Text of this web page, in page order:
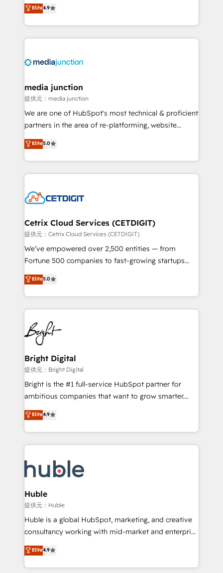
across industries through tailored marketing, sales,
and customer success strategies, utilizing RevOps
methodologies. As Latin America's largest HubSpot
offer unparalleled insights. Operating in five
Mexico, USA, and Portugal—we've executed over a
hundred successful operations. Our approach,
rooted in RevOps principles, integrates analysis,
training, planning, and qualification. Leveraging
inbound marketing tactics, we focus on
understanding, nurturing, and converting leads.
competitive market.
Elite4.9
media junction
提供元：media junction
We are one of HubSpot's most technical & proficient
partners in the area of re-platforming, website
design & development. We specialize in multi-hub
implementations for mid-market & enterprise
companies. We are woman-owned, powered by
coffee, and we ❤️ dogs. We produce award-winning
Impact Award 🏆2022 Technical Expertise Impact
Award 🏆2020 Elite Solutions Partner 🏆2019
Integrations HubSpot Impact Award 🏆2019
Marketing Enablement HubSpot Impact Award 🏆
2018 Website Design HubSpot Impact Award 🏆2017
Growth-Driven Design Agency of the Year 🏆2016
Sales Enablement HubSpot Impact Award 🏆2015
HubSpot COS Performance Award 🏆2014 HubSpot
COS Design Award 🏆2013 HubSpot Marketplace
Partner 📆Founded in 1997
Elite5.0
Cetrix Cloud Services (CETDIGIT)
提供元：Cetrix Cloud Services (CETDIGIT)
We’ve empowered over 2,500 entities — from
Fortune 500 companies to fast-growing startups
and nonprofits — to streamline operations, scale
revenue, and unlock the full potential of HubSpot.
With deep technical and industry expertise, we fuse
automation, integration, and AI innovation to deliver
lasting impact. We specialize in: • Turnkey and end-
to-end HubSpot implementations • Onboarding for
Sales, Service, Marketing & Content Hubs • AI voice
and chat agents, predictive automation, and smart
workflows • Salesforce + HubSpot integration •
Website design and CMS development • ERP
integration: SAP, NetSuite, Microsoft Dynamics, … •
platform • Client/member portals built on HubSpot •
CaterSuite for the catering industry • Custom and
WooCommerce, BuilderTrend, and more Experience
the difference — reach out to see how AI + HubSpot
Elite5.0
Bright Digital
提供元：Bright Digital
Bright is the #1 full-service HubSpot partner for
ambitious companies that want to grow smarter.
From HubSpot onboarding, to training, from
developing a new website to lead generation and
digital marketing; we do it all (and with great
results)! In short, our services include: - HubSpot
HubSpot development: websites, custom modules,
integrations - Marketing & sales solutions: digital
marketing, advertising, campaigns, content and
design We connect people, data and technology to
improve customer experiences. With our bright
people, exciting ideas and can-do mentality, we
your challenge; our passionate and growth driven
team of 100+ experts is ready for you! Driving digital
Elite4.9
Huble
提供元：Huble
Huble is a global HubSpot, marketing, and creative
consultancy working with mid-market and enterprise
businesses. We go beyond implementation, shaping
the strategy, processes, and teams that turn
HubSpot into a genuine growth engine. Named
Elite4.9